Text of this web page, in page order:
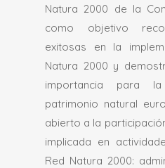
Natura 2000 de la
como objetivo
exitosas en la
Natura 2000 y
importancia para
patrimonio natural
abierto a la
implicada en
Red Natura 2000: